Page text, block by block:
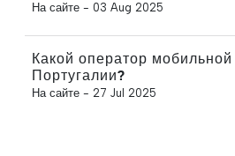
На сайте - 03 Aug 2025
Какой оператор
Португалии?
На сайте - 27 Jul 2025